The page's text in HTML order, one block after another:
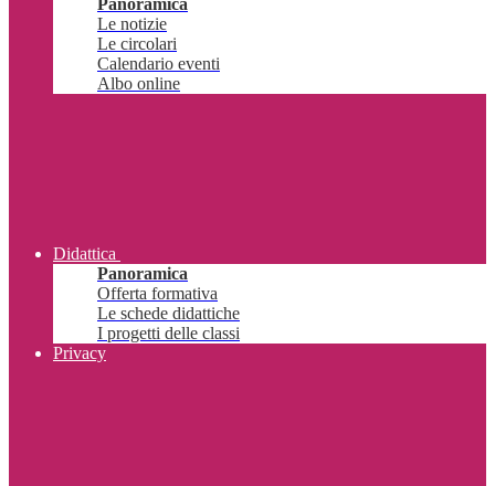
Panoramica
Le notizie
Le circolari
Calendario eventi
Albo online
Didattica
Panoramica
Offerta formativa
Le schede didattiche
I progetti delle classi
Privacy